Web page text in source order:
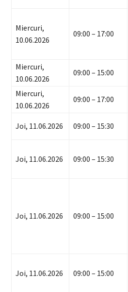
Miercuri,
10.06.2026
09:00 – 17:00
Miercuri,
10.06.2026
09:00 – 15:00
Miercuri,
10.06.2026
09:00 – 17:00
Joi, 11.06.2026 09:00 – 15:30
Joi, 11.06.2026 09:00 – 15:30
Joi, 11.06.2026 09:00 – 15:00
Joi, 11.06.2026 09:00 – 15:00